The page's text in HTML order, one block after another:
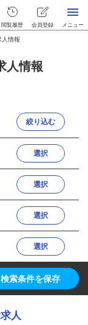
閲覧履歴 会員登録 メニュー
人情報
人情報
絞り込む
選択
選択
選択
選択
検索条件を保存
人